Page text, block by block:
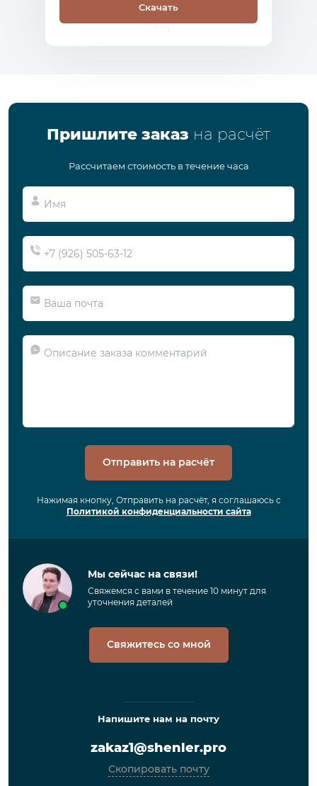
Скачать
Пришлите заказ на расчёт
Рассчитаем стоимость в течение часа
Отправить на расчёт
Нажимая кнопку, Отправить на расчёт, я соглашаюсь с
Политикой конфиденциальности сайта
Мы сейчас на связи!
Свяжемся с вами в течение 10 минут для
уточнения деталей
Свяжитесь со мной
Напишите нам на почту
zakaz1@shenler.pro
Скопировать почту